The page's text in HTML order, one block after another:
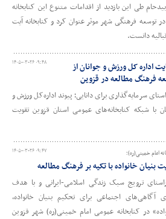
طی این بازدید از اقدامات متنوع این کتابخانه
توسعه فرهنگی شهر موثر عنوان کرد و کتابخانه آیت
دانست.
۱۴۰۵-۰۳-۲۶ ۰۹:۴۸
اداره کل ورزش و جوانان از
فرهنگ مطالعه در قزوین
سرمایه‌گذاری برای دانایی؛ پیوند اداره‌کل ورزش و
با شبکه کتابخانه‌های عمومی استان قزوین تقویت
۱۴۰۵-۰۳-۲۶ ۰۹:۴۷ امام خمینی(ره)؛
بنیان خانواده با تکیه بر فرهنگ مطالعه
ترویج سبک زندگی اسلامی-ایرانی و با هدف
آگاهی‌های اجتماعی برای تحکیم بنیان خانواده،
در کتابخانه عمومی امام خمینی(ره) شهر قزوین